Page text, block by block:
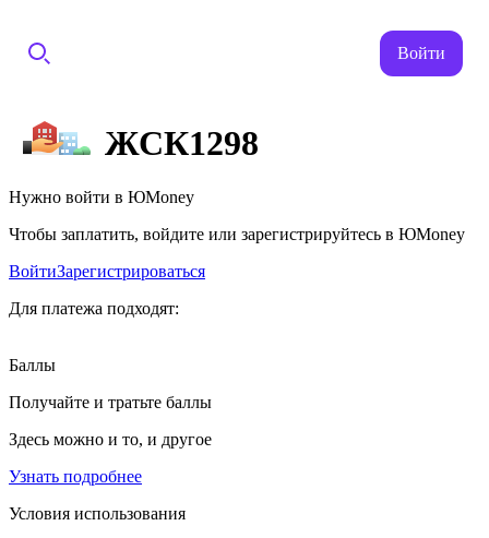
Войти
ЖСК1298
Нужно войти в ЮMoney
Чтобы заплатить, войдите или зарегистрируйтесь в ЮMoney
ВойтиЗарегистрироваться
Для платежа подходят:
Баллы
Получайте и тратьте баллы
Здесь можно и то, и другое
Узнать подробнее
Условия использования